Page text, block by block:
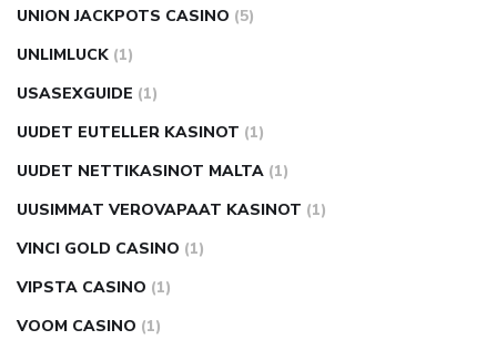
UNION JACKPOTS CASINO (5)
UNLIMLUCK (1)
USASEXGUIDE (1)
UUDET EUTELLER KASINOT (1)
UUDET NETTIKASINOT MALTA (1)
UUSIMMAT VEROVAPAAT KASINOT (1)
VINCI GOLD CASINO (1)
VIPSTA CASINO (1)
VOOM CASINO (1)